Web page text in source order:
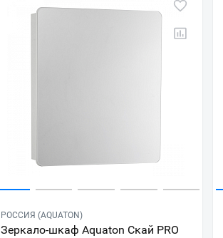
РОССИЯ (AQUATON)
Зеркало-шкаф Aquaton Скай PRO